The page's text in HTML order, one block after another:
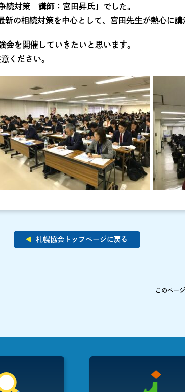
続対策 講師：宮田昇氏」でした。
の相続対策を中心として、宮田先生が熱心に講
を開催していきたいと思います。
ください。
札幌協会トップページに戻る
このペー